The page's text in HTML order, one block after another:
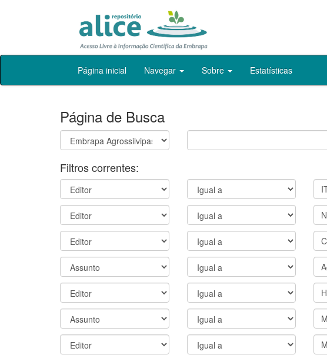
Skip
Página inicial Navegar Sobre Estatísticas
Página de Busca
Filtros correntes: